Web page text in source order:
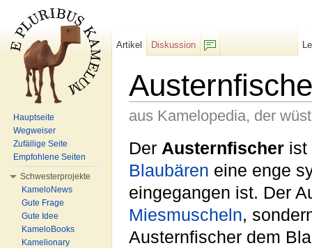
aus Kamelopedia, der
Der Austernfischer ist
Blaubären eine enge
eingegangen ist. Der
Miesmuscheln,
Austernfischer dem
Artikel
Diskussion
Hauptseite
Wegweiser
Zufällige Seite
Empfohlene Seiten
Schwesterprojekte
KameloNews
Gute Frage
Gute Idee
KameloBooks
Kamelionary